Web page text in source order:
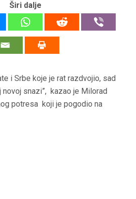
Širi dalje
i Srbe koje je rat razdvojio, sad
snazi”, kazao je Milorad
potresa koji je pogodio na